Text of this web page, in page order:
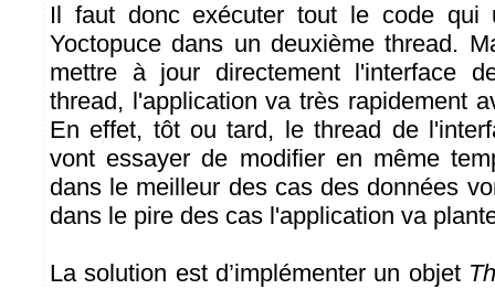
Il faut donc exécuter tout le code qui
Yoctopuce dans un deuxième thread.
mettre à jour directement l'interface
thread, l'application va très rapidement
En effet, tôt ou tard, le thread de
vont essayer de modifier en même
dans le meilleur des cas des données
dans le pire des cas l'application va
La solution est d’implémenter un objet